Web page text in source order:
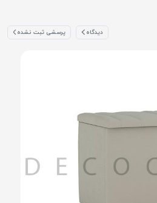
دیدگاه پرسشی ثبت نشده